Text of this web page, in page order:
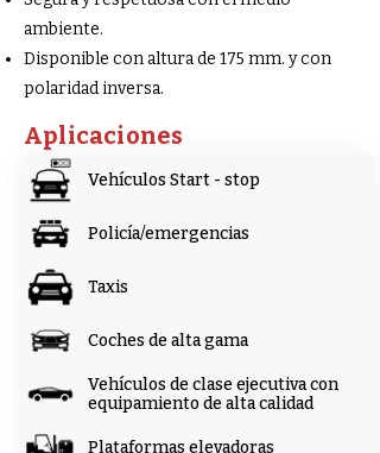
ambiente.
Disponible con altura de 175 mm. y con
polaridad inversa.
Aplicaciones
Vehículos Start - stop
Policía/emergencias
Taxis
Coches de alta gama
Vehículos de clase ejecutiva con
equipamiento de alta calidad
Plataformas elevadoras